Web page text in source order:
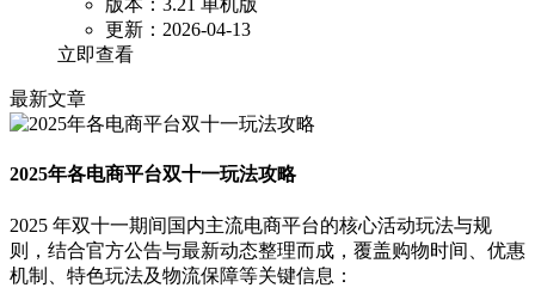
版本：3.21 单机版
更新：2026-04-13
立即查看
最新文章
2025年各电商平台双十一玩法攻略
2025 年双十一期间国内主流电商平台的核心活动玩法与规
则，结合官方公告与最新动态整理而成，覆盖购物时间、优惠
机制、特色玩法及物流保障等关键信息：